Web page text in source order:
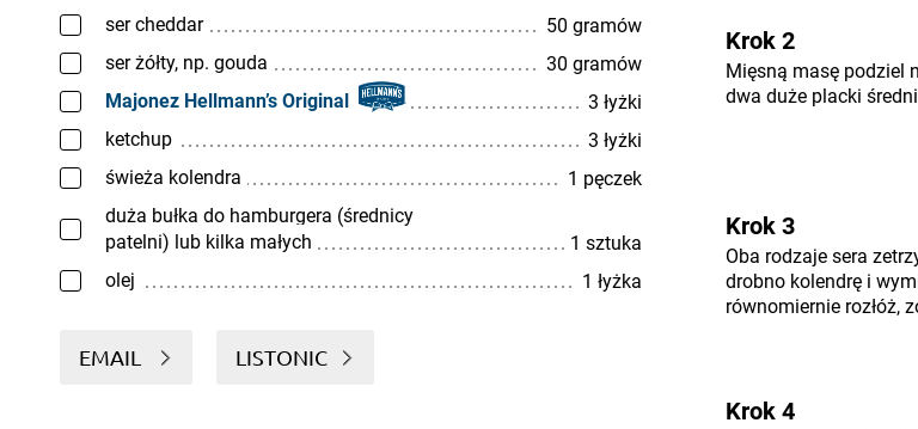
ser cheddar
50 gramów
ser żółty, np. gouda
30 gramów
Majonez Hellmann’s Original
3 łyżki
ketchup
3 łyżki
świeża kolendra
1 pęczek
duża bułka do hamburgera (średnicy
patelni) lub kilka małych
1 sztuka
olej
1 łyżka
EMAIL LISTONIC
Krok 2
Mięsną masę podziel
dwa duże placki
Krok 3
Oba rodzaje sera
drobno kolendrę i
równomiernie rozłóż,
Krok 4